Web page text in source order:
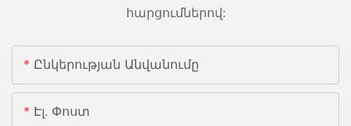
հարցումներով:
Ընկերության Անվանումը
Էլ. Փոստ